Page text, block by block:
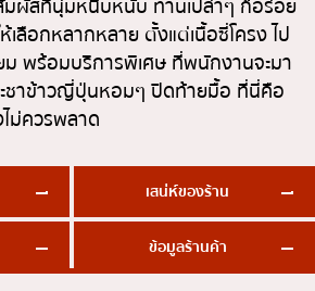
บพรีเมียม
ล์ญี่ปุ่น
สัมผัสที่นุ่มหนึบหนับ ทานเปล่าๆ ก็อร่อย
เลือกหลากหลาย ตั้งแต่เนื้อซี่โครง ไป
ม พร้อมบริการพิเศษ ที่พนักงานจะมา
ะชาข้าวญี่ปุ่นหอมๆ ปิดท้ายมื้อ ที่นี่คือ
ม่ควรพลาด
เสน่ห์ของร้าน
ข้อมูลร้านค้า